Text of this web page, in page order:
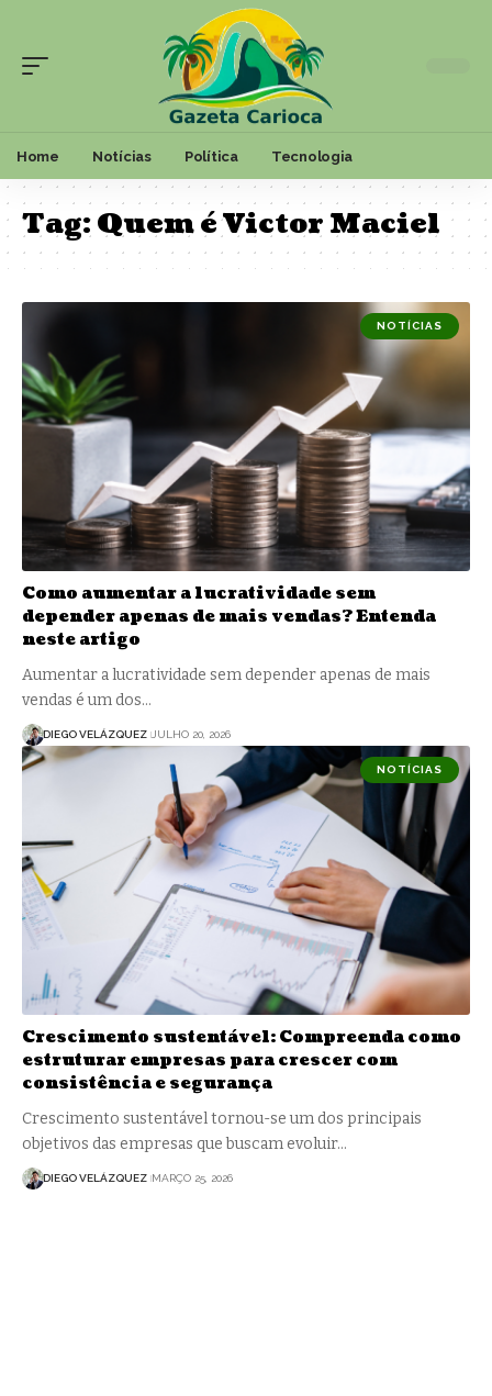
Home Notícias Política Tecnologia
Tag:Quem é Victor Maciel
NOTÍCIAS
Como aumentar a lucratividade sem
depender apenas de mais vendas? Entenda
neste artigo
Aumentar a lucratividade sem depender apenas de mais
vendas é um dos…
DIEGO VELÁZQUEZ JULHO 20, 2026
NOTÍCIAS
Crescimento sustentável: Compreenda como
estruturar empresas para crescer com
consistência e segurança
Crescimento sustentável tornou-se um dos principais
objetivos das empresas que buscam evoluir…
DIEGO VELÁZQUEZ MARÇO 25, 2026